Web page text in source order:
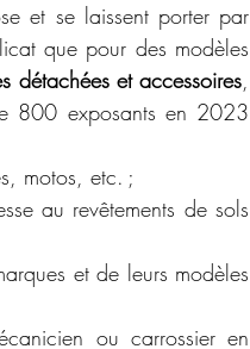
et se laissent porter par
que pour des modèles
détachées et accessoires,
800 exposants en 2023
motos, etc. ;
au revêtements de sols
et de leurs modèles
ou carrossier en